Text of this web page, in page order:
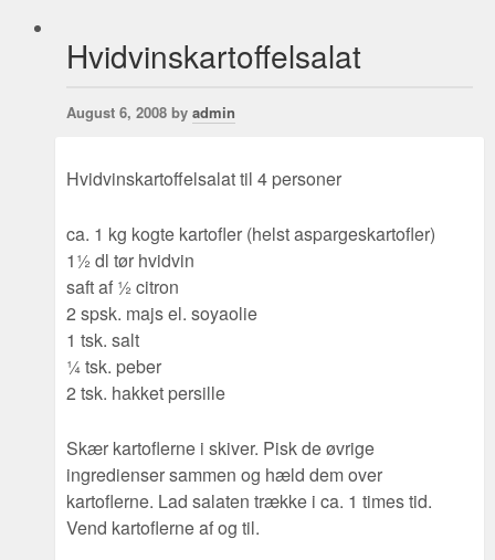
Hvidvinskartoffelsalat
August 6, 2008 by admin
Hvidvinskartoffelsalat til 4 personer
ca. 1 kg kogte kartofler (helst aspargeskartofler)
1½ dl tør hvidvin
saft af ½ citron
2 spsk. majs el. soyaolie
1 tsk. salt
¼ tsk. peber
2 tsk. hakket persille
Skær kartoflerne i skiver. Pisk de øvrige
ingredienser sammen og hæld dem over
kartoflerne. Lad salaten trække i ca. 1 times tid.
Vend kartoflerne af og til.